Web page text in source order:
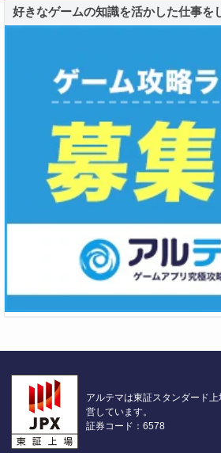
好きなゲームの知識を活かした仕事を
アルテマは東証スタンダード
営しています。
証券コード：6578